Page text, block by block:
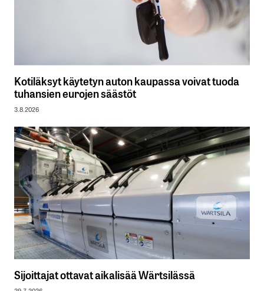
Kotiläksyt käytetyn auton kaupassa voivat tuoda
tuhansien eurojen säästöt
3.8.2026
Sijoittajat ottavat aikalisää Wärtsilässä